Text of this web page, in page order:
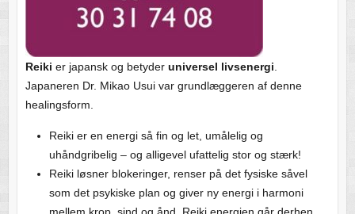
Reiki er japansk og betyder universel livsenergi
Japaneren Dr. Mikao Usui var grundlæggeren af denne
healingsform.
Reiki er en energi så fin og let, umålelig og
uhåndgribelig – og alligevel ufattelig stor og stærk!
Reiki løsner blokeringer, renser på det fysiske såvel
som det psykiske plan og giver ny energi i harmoni
mellem krop, sind og ånd. Reiki energien går derhen,